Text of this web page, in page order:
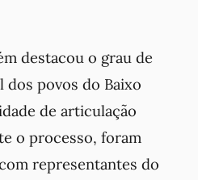
destacou o grau de
dos povos do Baixo
de articulação
o processo, foram
representantes do